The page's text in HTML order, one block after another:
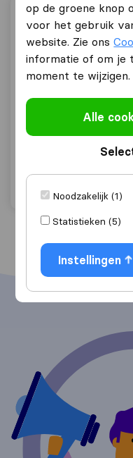
Verhuisbedrijf
9,9 70
Verhuisbedrijf
Vraag offerte aan
8 keer als "Voorzichtig
op de groene knop
voor het gebruik
website. Zie ons
informatie of om je
moment te wijzigen.
Alle
Noodzakelijk (1)
Statistieken (5)
Instellingen